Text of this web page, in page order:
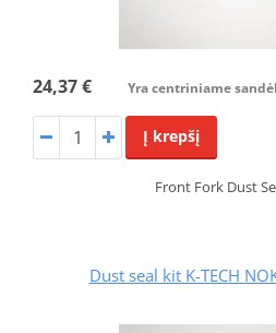
24,37 € Yra centriniame
Į krepšį
Front Fork Dust
Dust seal kit K-TECH